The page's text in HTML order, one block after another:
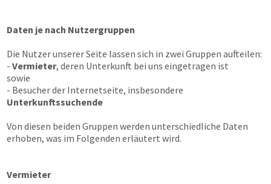
Daten je nach Nutzergruppen
Die Nutzer unserer Seite lassen sich in zwei Gruppen aufteilen:
- Vermieter, deren Unterkunft bei uns eingetragen ist
sowie
- Besucher der Internetseite, insbesondere
Unterkunftssuchende
Von diesen beiden Gruppen werden unterschiedliche Daten
erhoben, was im Folgenden erläutert wird.
Vermieter